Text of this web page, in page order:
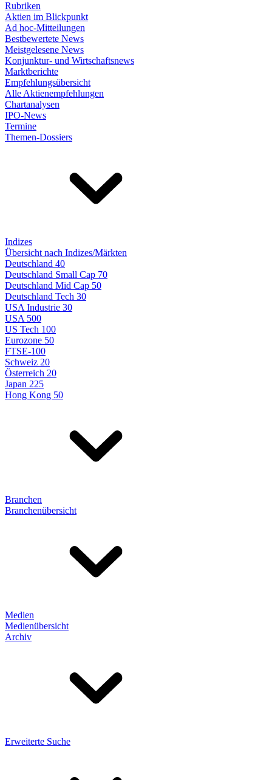
Rubriken
Aktien im Blickpunkt
Ad hoc-Mitteilungen
Bestbewertete News
Meistgelesene News
Konjunktur- und Wirtschaftsnews
Marktberichte
Empfehlungsübersicht
Alle Aktienempfehlungen
Chartanalysen
IPO-News
Termine
Themen-Dossiers
Indizes
Übersicht nach Indizes/Märkten
Deutschland 40
Deutschland Small Cap 70
Deutschland Mid Cap 50
Deutschland Tech 30
USA Industrie 30
USA 500
US Tech 100
Eurozone 50
FTSE-100
Schweiz 20
Österreich 20
Japan 225
Hong Kong 50
Branchen
Branchenübersicht
Medien
Medienübersicht
Archiv
Erweiterte Suche